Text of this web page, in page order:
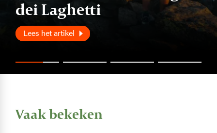
dei Laghetti
Lees het artikel
spoorwegen
Lees het artikel
Vaak bekeken